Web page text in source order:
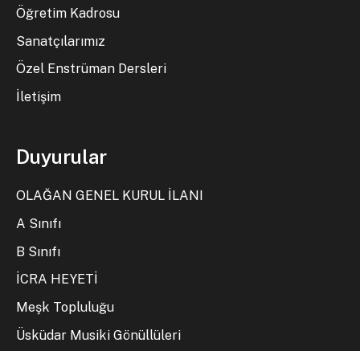
Öğretim Kadrosu
Sanatçılarımız
Özel Enstrüman Dersleri
İletişim
Duyurular
OLAĞAN GENEL KURUL İLANI
A Sınıfı
B Sınıfı
İCRA HEYETİ
Meşk Topluluğu
Üsküdar Musiki Gönüllüleri